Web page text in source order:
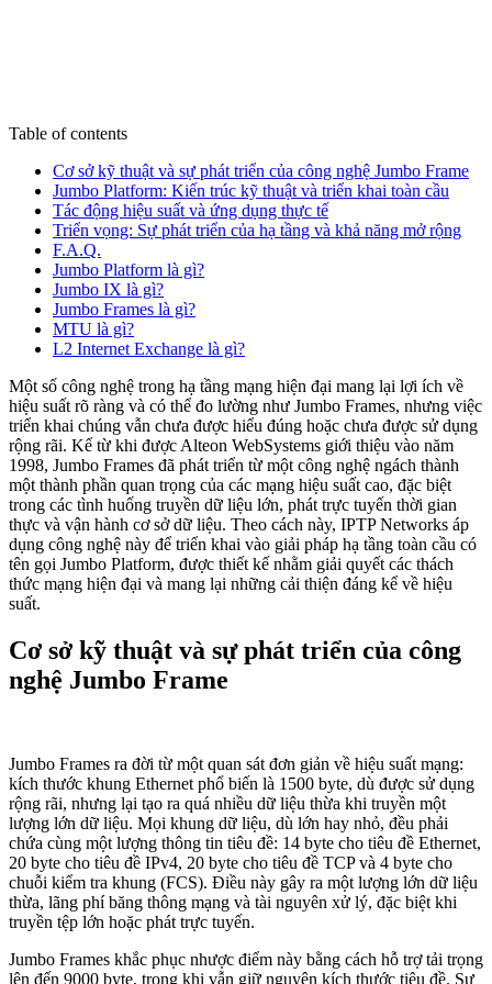
Table of contents
Cơ sở kỹ thuật và sự phát triển của công nghệ Jumbo Frame
Jumbo Platform: Kiến trúc kỹ thuật và triển khai toàn cầu
Tác động hiệu suất và ứng dụng thực tế
Triển vọng: Sự phát triển của hạ tầng và khả năng mở rộng
F.A.Q.
Jumbo Platform là gì?
Jumbo IX là gì?
Jumbo Frames là gì?
MTU là gì?
L2 Internet Exchange là gì?
Một số công nghệ trong hạ tầng mạng hiện đại mang lại lợi ích về
hiệu suất rõ ràng và có thể đo lường như Jumbo Frames, nhưng việc
triển khai chúng vẫn chưa được hiểu đúng hoặc chưa được sử dụng
rộng rãi. Kể từ khi được Alteon WebSystems giới thiệu vào năm
1998, Jumbo Frames đã phát triển từ một công nghệ ngách thành
một thành phần quan trọng của các mạng hiệu suất cao, đặc biệt
trong các tình huống truyền dữ liệu lớn, phát trực tuyến thời gian
thực và vận hành cơ sở dữ liệu. Theo cách này, IPTP Networks áp
dụng công nghệ này để triển khai vào giải pháp hạ tầng toàn cầu có
tên gọi Jumbo Platform, được thiết kế nhằm giải quyết các thách
thức mạng hiện đại và mang lại những cải thiện đáng kể về hiệu
suất.
Cơ sở kỹ thuật và sự phát triển của công
nghệ Jumbo Frame
Jumbo Frames ra đời từ một quan sát đơn giản về hiệu suất mạng:
kích thước khung Ethernet phổ biến là 1500 byte, dù được sử dụng
rộng rãi, nhưng lại tạo ra quá nhiều dữ liệu thừa khi truyền một
lượng lớn dữ liệu. Mọi khung dữ liệu, dù lớn hay nhỏ, đều phải
chứa cùng một lượng thông tin tiêu đề: 14 byte cho tiêu đề Ethernet,
20 byte cho tiêu đề IPv4, 20 byte cho tiêu đề TCP và 4 byte cho
chuỗi kiểm tra khung (FCS). Điều này gây ra một lượng lớn dữ liệu
thừa, lãng phí băng thông mạng và tài nguyên xử lý, đặc biệt khi
truyền tệp lớn hoặc phát trực tuyến.
Jumbo Frames khắc phục nhược điểm này bằng cách hỗ trợ tải trọng
lên đến 9000 byte, trong khi vẫn giữ nguyên kích thước tiêu đề. Sự